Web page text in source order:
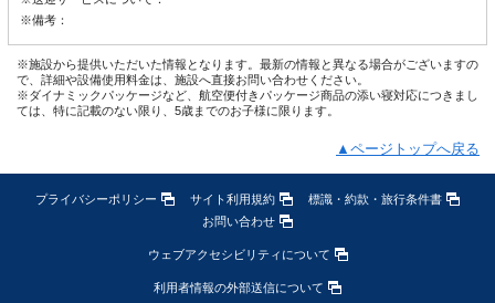
※備考：
※施設から提供いただいた情報となります。最新の情報と異なる場合がございますの
で、詳細や設備使用料金は、施設へ直接お問い合わせください。
※ダイナミックパッケージなど、航空便付きパッケージ商品の添い寝対応につきまし
ては、特に記載のない限り、5歳までのお子様に限ります。
▲ページトップへ戻る
プライバシーポリシー サイト利用規約
標識・約款・旅行条件書
お問い合わせ
ウェブアクセシビリティについて
利用者情報の外部送信について